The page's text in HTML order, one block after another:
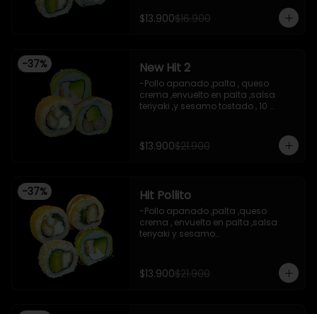
-Pasta de surimi ,  queso crema ,
envuelto en cibulett
-Incluye 2 salsa de soya , 1 salsa
teriyaki .
-Imagen referencial .
$13.900$16.900
-37% New Hit 2
-Pollo apanado ,palta , queso
crema ,envuelto en palta ,salsa
teriyaki ,y sesamo tostado , 10
,envuelto en palta ,salsa
acevichada ,y chichimi , 10 piezas
$13.900$21.900
-37% Hit Pollito
-Pollo apanado ,palta ,queso
crema , envuelto en palta ,salsa
teriyaki y sesamo
-Pollo apanado , cebollin , apanado
en panko , salsa umami , salsa
$13.900$21.900